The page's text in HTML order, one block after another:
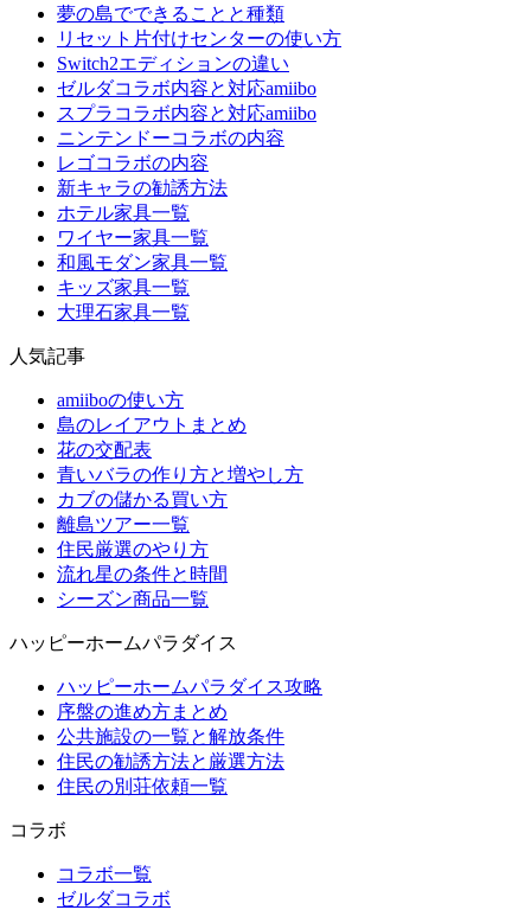
夢の島でできることと種類
リセット片付けセンターの使い方
Switch2エディションの違い
ゼルダコラボ内容と対応amiibo
スプラコラボ内容と対応amiibo
ニンテンドーコラボの内容
レゴコラボの内容
新キャラの勧誘方法
ホテル家具一覧
ワイヤー家具一覧
和風モダン家具一覧
キッズ家具一覧
大理石家具一覧
人気記事
amiiboの使い方
島のレイアウトまとめ
花の交配表
青いバラの作り方と増やし方
カブの儲かる買い方
離島ツアー一覧
住民厳選のやり方
流れ星の条件と時間
シーズン商品一覧
ハッピーホームパラダイス
ハッピーホームパラダイス攻略
序盤の進め方まとめ
公共施設の一覧と解放条件
住民の勧誘方法と厳選方法
住民の別荘依頼一覧
コラボ
コラボ一覧
ゼルダコラボ